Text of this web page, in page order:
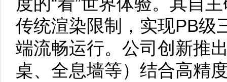
传统渲染限制，实现PB级
端流畅运行。公司创新推
桌、全息墙等）结合高精